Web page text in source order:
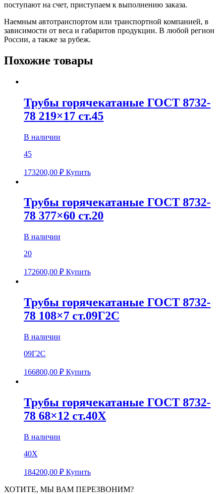
поступают на счет, приступаем к выполнению заказа.
Наемным автотранспортом или транспортной компанией, в
зависимости от веса и габаритов продукции. В любой регион
России, а также за рубеж.
Похожие товары
Трубы горячекатаные ГОСТ 8732-
78 219×17 ст.45
В наличии
45
173200,00 ₽ Купить
Трубы горячекатаные ГОСТ 8732-
78 377×60 ст.20
В наличии
20
172600,00 ₽ Купить
Трубы горячекатаные ГОСТ 8732-
78 108×7 ст.09Г2С
В наличии
09Г2С
166800,00 ₽ Купить
Трубы горячекатаные ГОСТ 8732-
78 68×12 ст.40Х
В наличии
40Х
184200,00 ₽ Купить
ХОТИТЕ, МЫ ВАМ ПЕРЕЗВОНИМ?